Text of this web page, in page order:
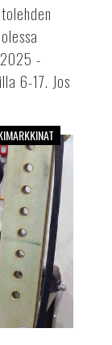
-
6-17. Jos